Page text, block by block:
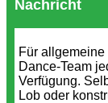
Nachricht
Für
Dance-Team
Verfügung.
Lob oder